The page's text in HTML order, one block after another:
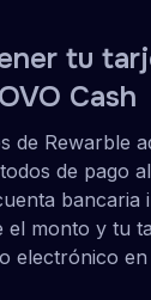
tu
Cash
de Rewarble
de pago
bancaria
el monto y tu
electrónico en